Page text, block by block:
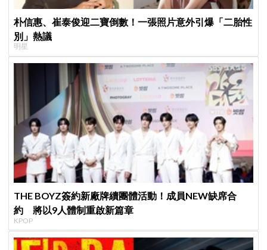
朴信惠、崔泰俊迎二寶倒數！一張照片意外引爆「二胎性
別」熱議
明星
THE BOYZ簽約新廠牌續團體活動！成員NEW缺席合
約 將以9人體制重啟新篇章
KPOP